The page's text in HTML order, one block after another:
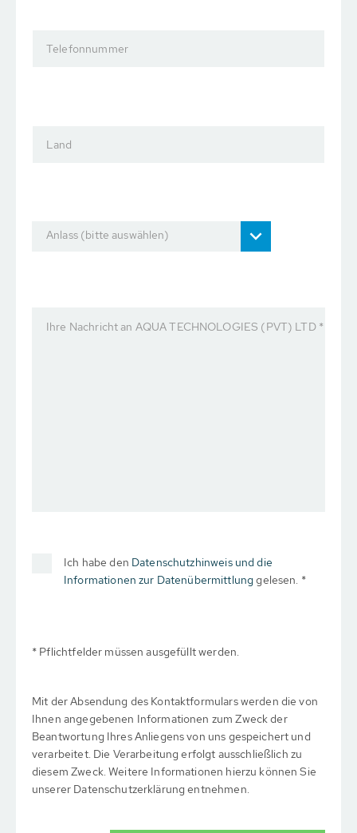
Telefonnummer
Land
Anlass (bitte auswählen)
Ihre Nachricht an AQUA TECHNOLOGIES (PVT) LTD *
Ich habe den Datenschutzhinweis und die
Informationen zur Datenübermittlunggelesen. *
* Pflichtfelder müssen ausgefüllt werden.
Mit der Absendung des Kontaktformulars werden die von
Ihnen angegebenen Informationen zum Zweck der
Beantwortung Ihres Anliegens von uns gespeichert und
verarbeitet. Die Verarbeitung erfolgt ausschließlich zu
diesem Zweck. Weitere Informationen hierzu können Sie
unserer Datenschutzerklärung entnehmen.